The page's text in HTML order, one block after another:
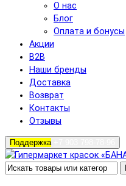
О нас
Блог
Оплата и бонусы
Акции
B2B
Наши бренды
Доставка
Возврат
Контакты
Отзывы
Поддержка